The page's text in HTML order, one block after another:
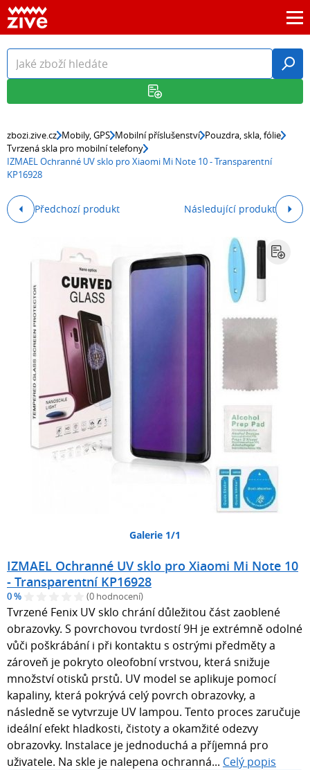
zbozi.zive.cz Mobily, GPS Mobilní příslušenství Pouzdra, skla, fólie
Tvrzená skla pro mobilní telefony
IZMAEL Ochranné UV sklo pro Xiaomi Mi Note 10 - Transparentní
KP16928
Předchozí produkt Následující produkt
Galerie 1/1
IZMAEL Ochranné UV sklo pro Xiaomi Mi Note 10
- Transparentní KP16928
0 % (0 hodnocení)
Tvrzené Fenix UV sklo chrání důležitou část zaoblené
obrazovky. S povrchovou tvrdostí 9H je extrémně odolné
vůči poškrábání i při kontaktu s ostrými předměty a
zároveň je pokryto oleofobní vrstvou, která snižuje
množství otisků prstů. UV model se aplikuje pomocí
kapaliny, která pokrývá celý povrch obrazovky, a
následně se vytvrzuje UV lampou. Tento proces zaručuje
ideální efekt hladkosti, čistoty a okamžité odezvy
obrazovky. Instalace je jednoduchá a příjemná pro
uživatele. Na skle je nalepena ochranná... Celý popis